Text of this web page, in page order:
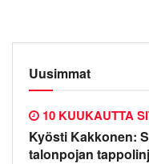
Uusimmat
Kyösti Kakkonen:
talonpojan
10 KUUKAUTTA